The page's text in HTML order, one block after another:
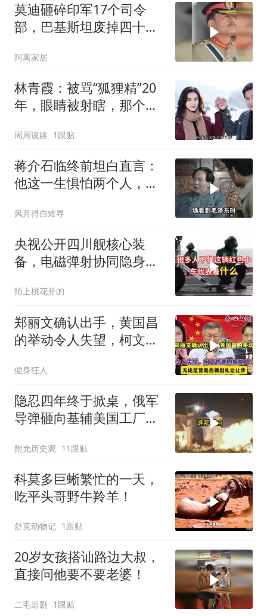
莫迪砸碎印军17个司令
部，巴基斯坦废掉四十年
变天
阿离家居
林青霞：被骂“狐狸精”20
年，眼睛被射瞎，那个男
钱？”
周周说娱 1跟贴
蒋介石临终前坦白直言：
他这一生惧怕两个人，却
风月得自难寻
央视公开四川舰核心装
备，电磁弹射协同隐身无
陌上桃花开的
郑丽文确认出手，黄国昌
的举动令人失望，柯文哲
健身狂人
隐忍四年终于掀桌，俄军
导弹砸向基辅美国工厂，
附允历史观 11跟贴
科莫多巨蜥繁忙的一天，
吃平头哥野牛羚羊！
舒克动物记 1跟贴
20岁女孩搭讪路边大叔，
直接问他要不要老婆！
二毛追剧 1跟贴